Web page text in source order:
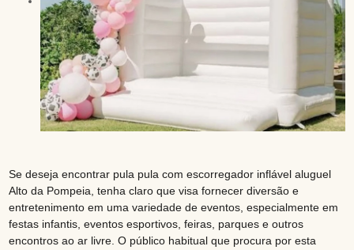
Se deseja encontrar pula pula com escorregador inflável aluguel
Alto da Pompeia, tenha claro que visa fornecer diversão e
entretenimento em uma variedade de eventos, especialmente em
festas infantis, eventos esportivos, feiras, parques e outros
encontros ao ar livre. O público habitual que procura por esta